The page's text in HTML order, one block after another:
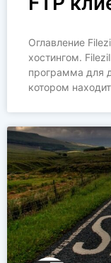
Оглавление
хостингом.
программа для
котором